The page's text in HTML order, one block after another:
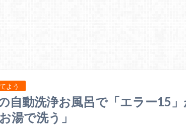
よう
自動洗浄お風呂で「エラー15
湯で洗う」